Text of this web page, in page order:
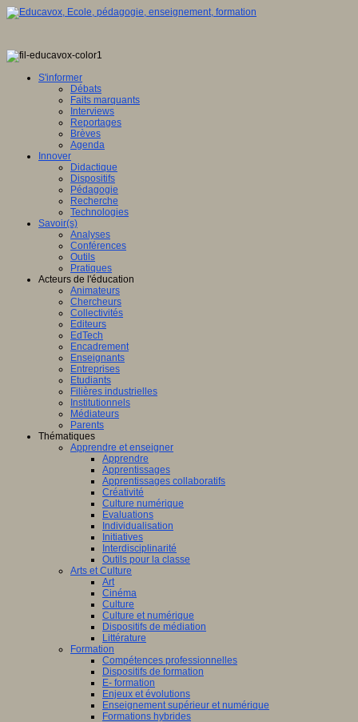
S'informer
Débats
Faits marquants
Interviews
Reportages
Brèves
Agenda
Innover
Didactique
Dispositifs
Pédagogie
Recherche
Technologies
Savoir(s)
Analyses
Conférences
Outils
Pratiques
Acteurs de l'éducation
Animateurs
Chercheurs
Collectivités
Editeurs
EdTech
Encadrement
Enseignants
Entreprises
Etudiants
Filières industrielles
Institutionnels
Médiateurs
Parents
Thématiques
Apprendre et enseigner
Apprendre
Apprentissages
Apprentissages collaboratifs
Créativité
Culture numérique
Evaluations
Individualisation
Initiatives
Interdisciplinarité
Outils pour la classe
Arts et Culture
Art
Cinéma
Culture
Culture et numérique
Dispositifs de médiation
Littérature
Formation
Compétences professionnelles
Dispositifs de formation
E- formation
Enjeux et évolutions
Enseignement supérieur et numérique
Formations hybrides